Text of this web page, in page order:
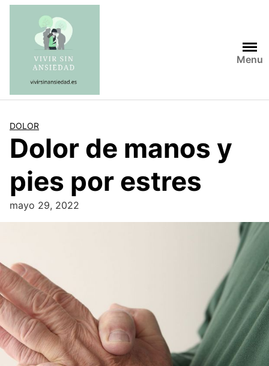
Saltar
contenido
Menu
DOLOR
Dolor de manos y
pies por estres
mayo 29, 2022